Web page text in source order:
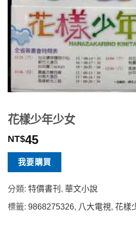
花樣少年少女
NT$45
我要購買
分類: 特價書刊 , 華文小說
標籤: 9868275326, 八大電視, 花樣